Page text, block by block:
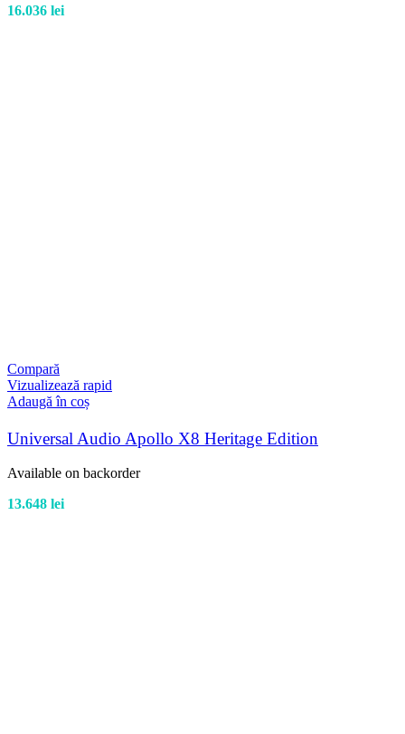
16.036 lei
Compară
Vizualizează rapid
Adaugă în coș
Universal Audio Apollo X8 Heritage Edition
Available on backorder
13.648 lei